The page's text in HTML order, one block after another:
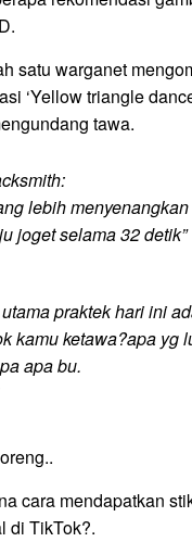
satu warganet
‘Yellow triangle
tawa.
lebih
joget selama 32 detik”
praktek hari ini
kamu ketawa?apa yg
apa bu.
cara mendapatkan
di TikTok?.